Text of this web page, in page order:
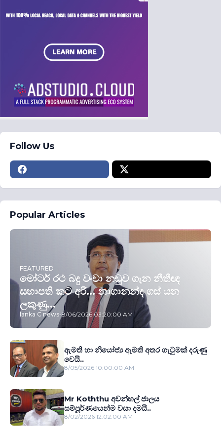
Follow Us
Popular Articles
FEATURED
මෝටර් රථ බදු වංචා නඩුව ගැන නීතීඥ
සභාපති කට අරී... නාගානන්ද ගස් යන
ලකුණු...
lanka C news-8/06/2026 03:20:00 AM
ඇමති හා නියෝජ්‍ය ඇමති අතර ගැටුමක් දරුණු
වෙයි..
8/05/2026 10:00:00 AM
Mr Koththu අවන්හල් ජාලය
සම්පූර්ණයෙන්ම වසා දමයි..
8/02/2026 12:02:00 AM